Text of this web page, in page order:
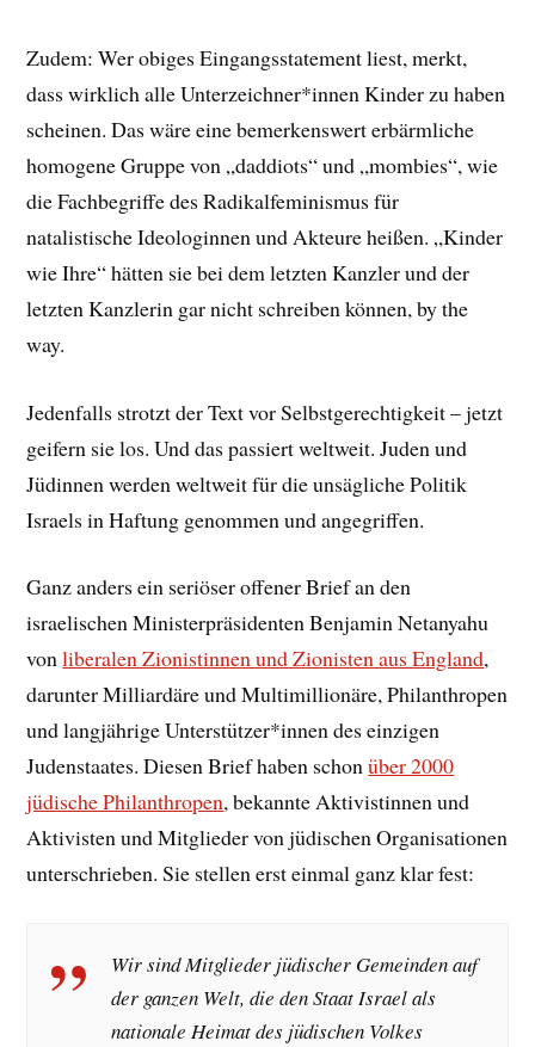
Zudem: Wer obiges Eingangsstatement liest, merkt,
dass wirklich alle Unterzeichner*innen Kinder zu haben
scheinen. Das wäre eine bemerkenswert erbärmliche
homogene Gruppe von „daddiots“ und „mombies“, wie
die Fachbegriffe des Radikalfeminismus für
natalistische Ideologinnen und Akteure heißen. „Kinder
wie Ihre“ hätten sie bei dem letzten Kanzler und der
letzten Kanzlerin gar nicht schreiben können, by the
way.
Jedenfalls strotzt der Text vor Selbstgerechtigkeit – jetzt
geifern sie los. Und das passiert weltweit. Juden und
Jüdinnen werden weltweit für die unsägliche Politik
Israels in Haftung genommen und angegriffen.
Ganz anders ein seriöser offener Brief an den
israelischen Ministerpräsidenten Benjamin Netanyahu
vonliberalen Zionistinnen und Zionisten aus England,
darunter Milliardäre und Multimillionäre, Philanthropen
und langjährige Unterstützer*innen des einzigen
Judenstaates. Diesen Brief haben schonüber 2000
jüdische Philanthropen, bekannte Aktivistinnen und
Aktivisten und Mitglieder von jüdischen Organisationen
unterschrieben. Sie stellen erst einmal ganz klar fest:
Wir sind Mitglieder jüdischer Gemeinden auf
der ganzen Welt, die den Staat Israel als
nationale Heimat des jüdischen Volkes